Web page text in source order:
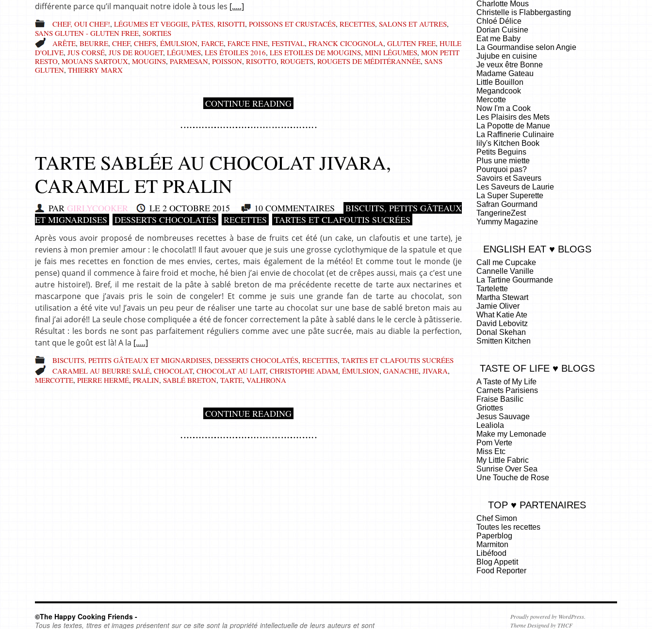
différente parce qu’il manquait notre idole à tous les [.....]
CHEF, OUI CHEF!, LÉGUMES ET VEGGIE, PÂTES, RISOTTI, POISSONS ET CRUSTACÉS, RECETTES, SALONS ET AUTRES,
SANS GLUTEN - GLUTEN FREE, SORTIES
ARÊTE, BEURRE, CHEF, CHEFS, ÉMULSION, FARCE, FARCE FINE, FESTIVAL, FRANCK CICOGNOLA, GLUTEN FREE, HUILE
D'OLIVE, JUS CORSÉ, JUS DE ROUGET, LÉGUMES, LES ÉTOILES 2016, LES ETOILES DE MOUGINS, MINI LÉGUMES, MON PETIT
RESTO, MOUANS SARTOUX, MOUGINS, PARMESAN, POISSON, RISOTTO, ROUGETS, ROUGETS DE MÉDITÉRANNÉE, SANS
GLUTEN, THIERRY MARX
CONTINUE READING
TARTE SABLÉE AU CHOCOLAT JIVARA,
CARAMEL ET PRALIN
PAR GIRLYCOOKER LE 2 OCTOBRE 2015 10 COMMENTAIRES
BISCUITS, PETITS GÂTEAUX
ET MIGNARDISES
DESSERTS CHOCOLATÉS RECETTES TARTES ET CLAFOUTIS SUCRÉES
Après vous avoir proposé de nombreuses recettes à base de fruits cet été (un cake, un clafoutis et une tarte), je
reviens à mon premier amour : le chocolat!! Il faut avouer que je suis une grosse cyclothymique de la spatule et que
je fais mes recettes en fonction de mes envies, certes, mais également de la météo! Et comme tout le monde (je
pense) quand il commence à faire froid et moche, hé bien j’ai envie de chocolat (et de crêpes aussi, mais ça c’est une
autre histoire!). Bref, il me restait de la pâte à sablé breton de ma précédente recette de tarte aux nectarines et
mascarpone que j’avais pris le soin de congeler! Et comme je suis une grande fan de tarte au chocolat, son
utilisation a été vite vu! J’avais un peu peur de réaliser une tarte au chocolat sur une base de sablé breton mais au
final j’ai adoré!! La seule chose compliquée a été de foncer correctement la pâte à sablé dans le le cercle à pâtisserie.
Résultat : les bords ne sont pas parfaitement réguliers comme avec une pâte sucrée, mais au diable la perfection,
tant que le goût est là! A la [.....]
BISCUITS, PETITS GÂTEAUX ET MIGNARDISES, DESSERTS CHOCOLATÉS, RECETTES, TARTES ET CLAFOUTIS SUCRÉES
CARAMEL AU BEURRE SALÉ, CHOCOLAT, CHOCOLAT AU LAIT, CHRISTOPHE ADAM, ÉMULSION, GANACHE, JIVARA,
MERCOTTE, PIERRE HERMÉ, PRALIN, SABLÉ BRETON, TARTE, VALHRONA
CONTINUE READING
Charlotte Mous
Christelle is Flabbergasting
Chloé Délice
Dorian Cuisine
Eat me Baby
La Gourmandise selon Angie
Jujube en cuisine
Je veux être Bonne
Madame Gateau
Little Bouillon
Megandcook
Mercotte
Now I'm a Cook
Les Plaisirs des Mets
La Popotte de Manue
La Raffinerie Culinaire
lily's Kitchen Book
Petits Beguins
Plus une miette
Pourquoi pas?
Savoirs et Saveurs
Les Saveurs de Laurie
La Super Superette
Safran Gourmand
TangerineZest
Yummy Magazine
ENGLISH EAT ♥ BLOGS
Call me Cupcake
Cannelle Vanille
La Tartine Gourmande
Tartelette
Martha Stewart
Jamie Oliver
What Katie Ate
David Lebovitz
Donal Skehan
Smitten Kitchen
TASTE OF LIFE ♥ BLOGS
A Taste of My Life
Carnets Parisiens
Fraise Basilic
Griottes
Jesus Sauvage
Lealiola
Make my Lemonade
Pom Verte
Miss Etc
My Little Fabric
Sunrise Over Sea
Une Touche de Rose
TOP ♥ PARTENAIRES
Chef Simon
Toutes les recettes
Paperblog
Marmiton
Libéfood
Blog Appetit
Food Reporter
©The Happy Cooking Friends -
Tous les textes, titres et images présentent sur ce site sont la propriété intellectuelle de leurs auteurs et sont
Proudly powered by WordPress.
Theme Designed by THCF